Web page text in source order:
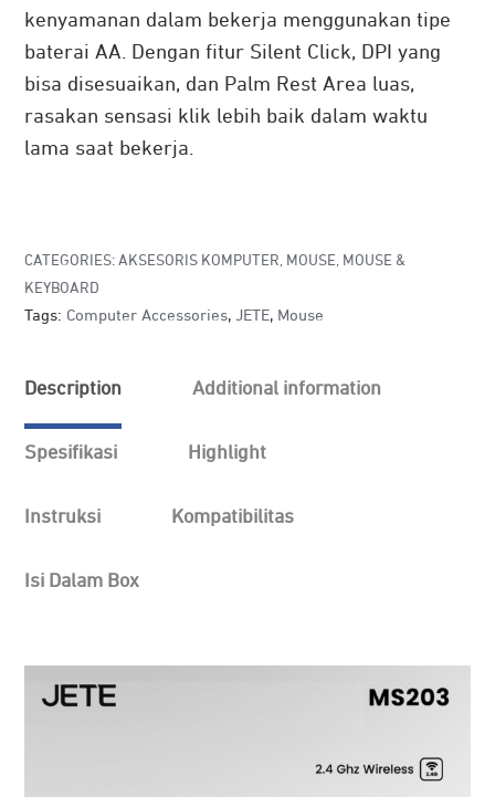
kenyamanan dalam bekerja menggunakan tipe
baterai AA. Dengan fitur Silent Click, DPI yang
bisa disesuaikan, dan Palm Rest Area luas,
rasakan sensasi klik lebih baik dalam waktu
lama saat bekerja.
CATEGORIES: AKSESORIS KOMPUTER MOUSE MOUSE &
KEYBOARD
Tags: Computer Accessories, JETE, Mouse
Description Additional information
Spesifikasi Highlight
Instruksi Kompatibilitas
Isi Dalam Box